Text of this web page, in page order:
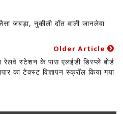
जबड़ा, नुकीली दाँत वाली जानलेवा
Older Article
रेलवे स्टेशन के पास एलईडी डिस्प्ले बोर्ड
का टेक्स्ट विज्ञापन स्क्रॉल किया गया